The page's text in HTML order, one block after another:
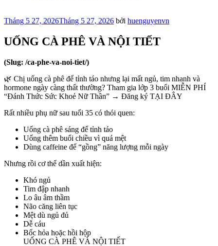
Đăng
Tháng 5 27, 2026Tháng 5 27, 2026 bởi huenguyenvn
UỐNG CÀ PHÊ VÀ NỘI TIẾT
(Slug: /ca-phe-va-noi-tiet/)
🌿 Chị uống cà phê để tỉnh táo nhưng lại mất ngủ, tim nhanh và
hormone ngày càng thất thường? Tham gia lớp 3 buổi MIỄN PHÍ
“Đánh Thức Sức Khoẻ Nữ Thần” → Đăng ký TẠI ĐÂY
Rất nhiều phụ nữ sau tuổi 35 có thói quen:
Uống cà phê sáng để tỉnh táo
Uống thêm buổi chiều vì quá mệt
Dùng caffeine để “gồng” năng lượng mỗi ngày
Nhưng rồi cơ thể dần xuất hiện:
Khó ngủ
Tim đập nhanh
Lo âu âm thầm
Não căng liên tục
Mệt dù ngủ đủ
Dễ cáu
Bốc hỏa hoặc hồi hộp
UỐNG CÀ PHÊ VÀ NỘI TIẾT